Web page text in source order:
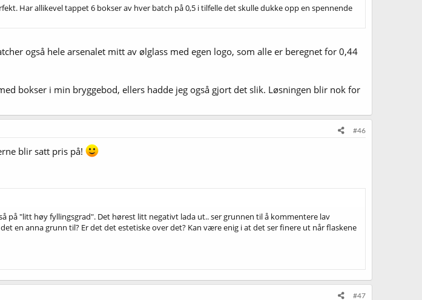
Har allikevel tappet 6 bokser av hver batch på 0,5 i tilfelle det skulle dukke opp en spennende
også hele arsenalet mitt av ølglass med egen logo, som alle er beregnet for 0,44
bokser i min bryggebod, ellers hadde jeg også gjort det slik. Løsningen blir nok for
#46
blir satt pris på!
på "litt høy fyllingsgrad". Det hørest litt negativt lada ut.. ser grunnen til å kommentere lav
en anna grunn til? Er det det estetiske over det? Kan være enig i at det ser finere ut når flaskene
#47